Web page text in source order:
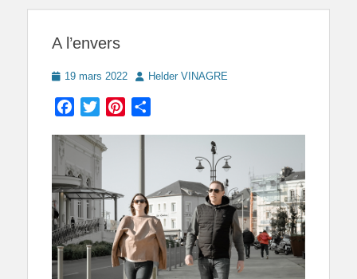
A l’envers
Posted
19 mars 2022 AuthorHelder VINAGRE
Facebook
TwitterPinterest